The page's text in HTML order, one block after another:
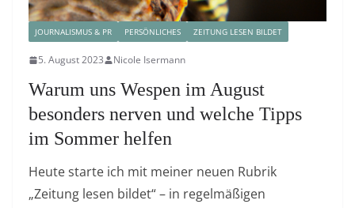
JOURNALISMUS & PR PERSÖNLICHES ZEITUNG LESEN BILDET
5. August 2023 Nicole Isermann
Warum uns Wespen im August
besonders nerven und welche Tipps
im Sommer helfen
Heute starte ich mit meiner neuen Rubrik
„Zeitung lesen bildet“ – in regelmäßigen